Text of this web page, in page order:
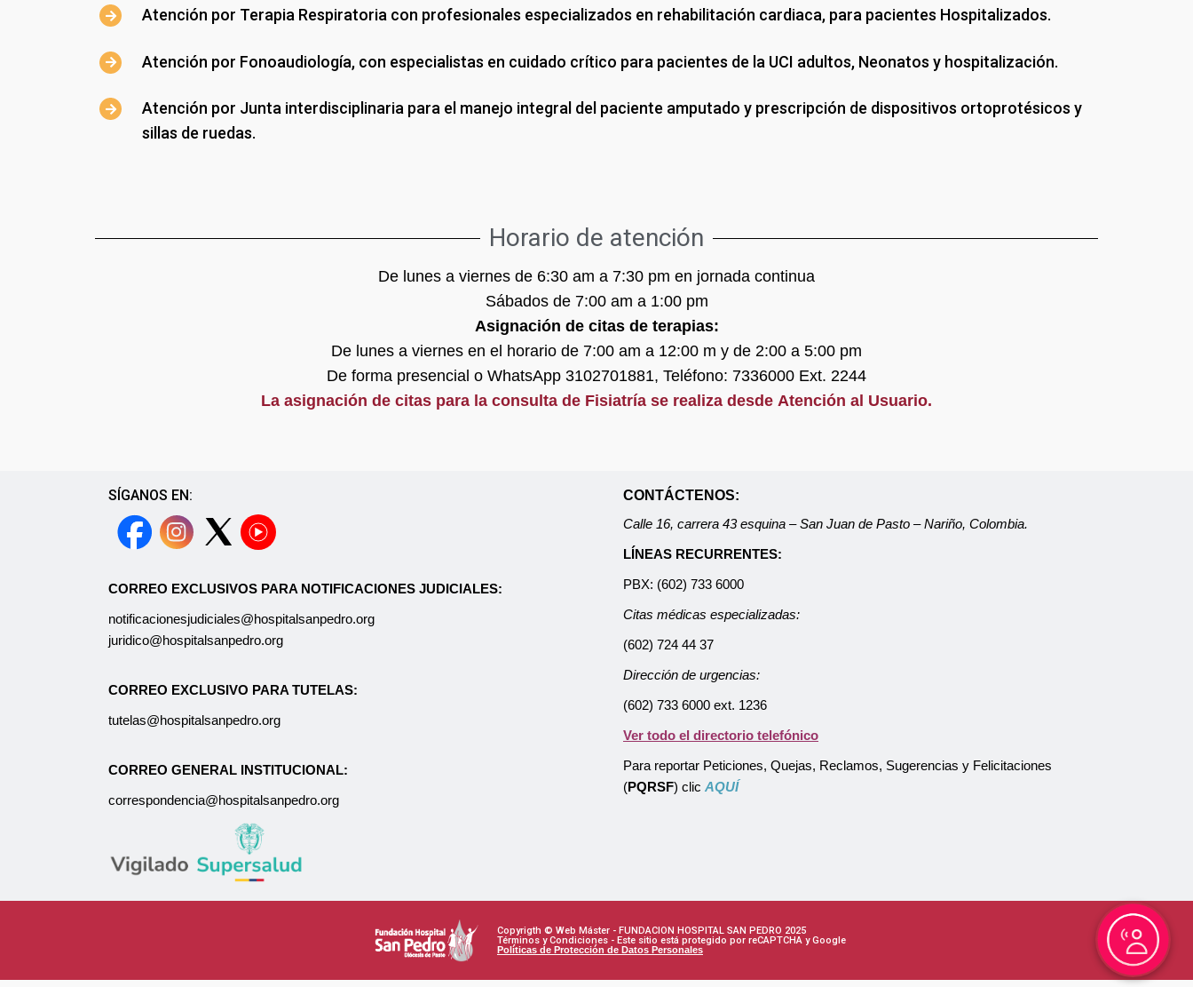
Atención por Terapia Respiratoria con profesionales especializados en rehabilitación cardiaca, para pacientes Hospitalizados.
Atención por Fonoaudiología, con especialistas en cuidado crítico para pacientes de la UCI adultos, Neonatos y hospitalización.
Atención por Junta interdisciplinaria para el manejo integral del paciente amputado y prescripción de dispositivos ortoprotésicos y
sillas de ruedas.
Horario de atención
De lunes a viernes de 6:30 am a 7:30 pm en jornada continua
Sábados de 7:00 am a 1:00 pm
Asignación de citas de terapias:
De lunes a viernes en el horario de 7:00 am a 12:00 m y de 2:00 a 5:00 pm
De forma presencial o WhatsApp 3102701881, Teléfono: 7336000 Ext. 2244
La asignación de citas para la consulta de Fisiatría se realiza desde Atención al Usuario.
SÍGANOS EN:
CORREO EXCLUSIVOS PARA NOTIFICACIONES JUDICIALES:
notificacionesjudiciales@hospitalsanpedro.org
juridico@hospitalsanpedro.org
CORREO EXCLUSIVO PARA TUTELAS:
tutelas@hospitalsanpedro.org
CORREO GENERAL INSTITUCIONAL:
correspondencia@hospitalsanpedro.org
CONTÁCTENOS:
Calle 16, carrera 43 esquina – San Juan de Pasto – Nariño, Colombia.
LÍNEAS RECURRENTES:
PBX: (602) 733 6000
Citas médicas especializadas:
(602) 724 44 37
Dirección de urgencias:
(602) 733 6000 ext. 1236
Ver todo el directorio telefónico
Para reportar Peticiones, Quejas, Reclamos, Sugerencias y Felicitaciones
(PQRSF) clic AQUÍ
Copyrigth © Web Máster - FUNDACION HOSPITAL SAN PEDRO 2025
Términos y Condiciones - Este sitio está protegido por reCAPTCHA y Google
Políticas de Protección de Datos Personales